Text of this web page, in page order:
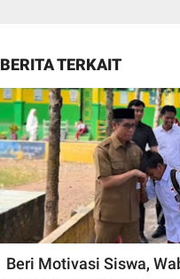
BERITA TERKAIT
Beri Motivasi Siswa,